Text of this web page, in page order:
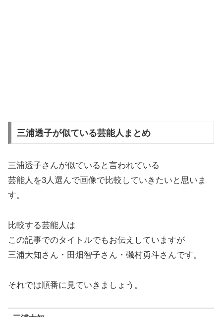
三浦透子が似ている芸能人まとめ
三浦透子さんが似ていると言われている
芸能人を3人選んで画像で比較していきたいと思いま
す。
比較する芸能人は
この記事でのタイトルでもお伝えしていますが
三浦大知さん・田畑智子さん・磯村勇斗さんです。
それでは順番に見ていきましょう。